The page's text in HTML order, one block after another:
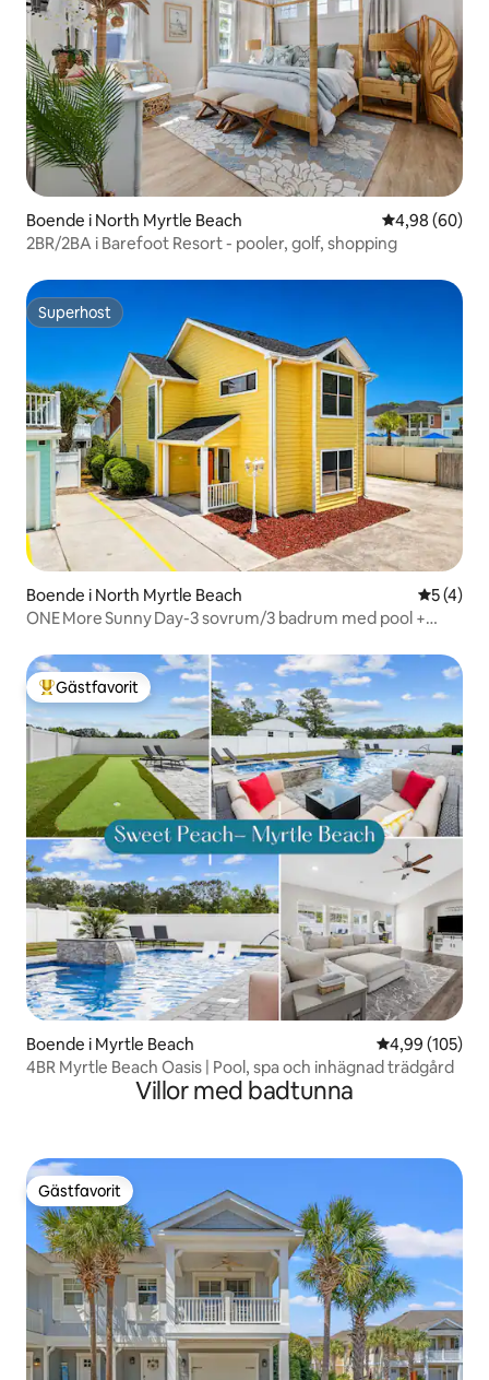
Boende i North Myrtle Beach 4,98 av 5 i
4,98 (60)
2BR/2BA i Barefoot Resort - pooler, golf, shopping
Superhost
Superhost
Boende i North Myrtle Beach 5 av 5 i
5 (4)
ONE More Sunny Day-3 sovrum/3 badrum med pool +
Populär gästfavorit
Gästfavorit
Boende i Myrtle Beach 4,99 av 5 i
4,99 (105)
4BR Myrtle Beach Oasis | Pool, spa och inhägnad trädgård
Villor med badtunna
Gästfavorit
Gästfavorit